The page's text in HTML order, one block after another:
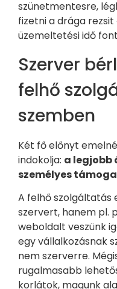
szünetmentesre,
fizetni a drága
üzemeltetési idő
Szerver
felhő
szemben
Két fő előnyt
indokolja: a legjobb
személyes
A felhő szolgáltatás
szervert, hanem pl.
weboldalt veszünk
egy vállalkozásnak
nem szerverre.
rugalmasabb
korlátok, magunk